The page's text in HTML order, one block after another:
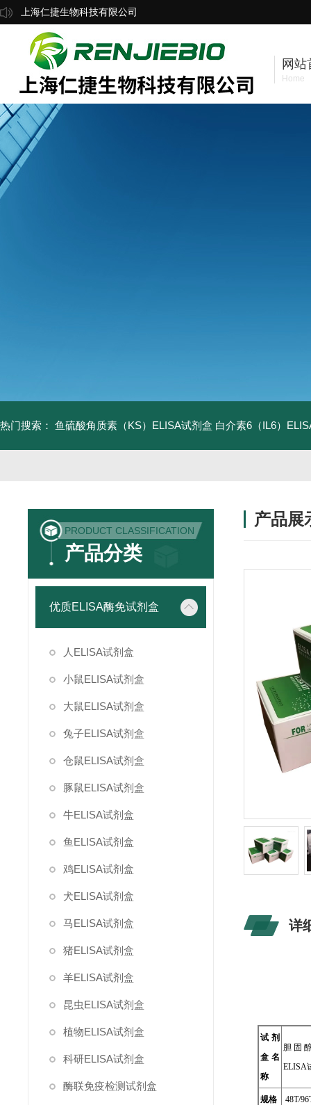
上海仁捷生物科技有限公司
网站
Home
热门搜索： 鱼硫酸角质素（KS）ELISA试剂盒 白介素6（IL6）
PRODUCT CLASSIFICATION
产品分类
优质ELISA酶免试剂盒
人ELISA试剂盒
小鼠ELISA试剂盒
大鼠ELISA试剂盒
兔子ELISA试剂盒
仓鼠ELISA试剂盒
豚鼠ELISA试剂盒
牛ELISA试剂盒
鱼ELISA试剂盒
鸡ELISA试剂盒
犬ELISA试剂盒
马ELISA试剂盒
猪ELISA试剂盒
羊ELISA试剂盒
昆虫ELISA试剂盒
植物ELISA试剂盒
科研ELISA试剂盒
酶联免疫检测试剂盒
产品展
详
试剂
盒名
称
胆固
ELISA
规格 48T/